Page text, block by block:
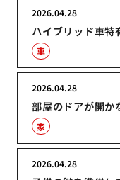
ハイブリッド車特
2026.04.28
車
部屋のドアが開か
2026.04.28
家
2026.04.28